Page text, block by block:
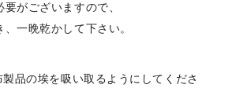
がございますので、
一晩乾かして下さい。
品の埃を吸い取るようにしてくださ